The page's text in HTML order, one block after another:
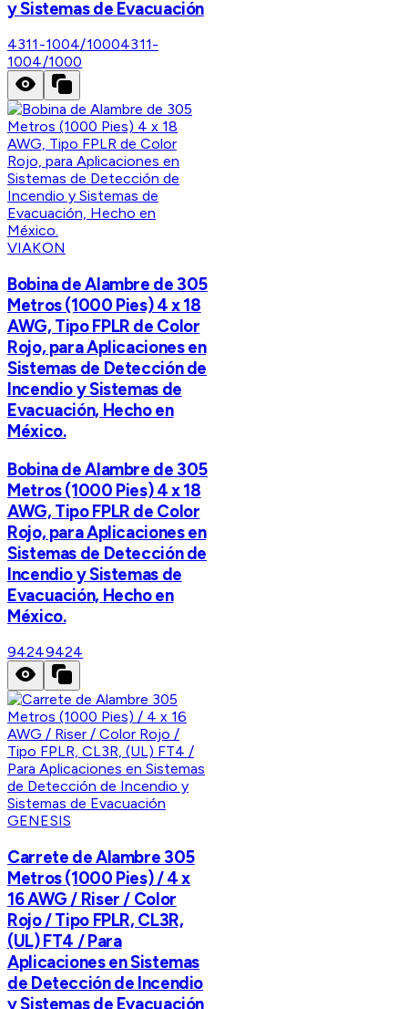
y Sistemas de Evacuación
4311-1004/10004311-
1004/1000
VIAKON
Bobina de Alambre de 305
Metros (1000 Pies) 4 x 18
AWG, Tipo FPLR de Color
Rojo, para Aplicaciones en
Sistemas de Detección de
Incendio y Sistemas de
Evacuación, Hecho en
México.
Bobina de Alambre de 305
Metros (1000 Pies) 4 x 18
AWG, Tipo FPLR de Color
Rojo, para Aplicaciones en
Sistemas de Detección de
Incendio y Sistemas de
Evacuación, Hecho en
México.
94249424
GENESIS
Carrete de Alambre 305
Metros (1000 Pies) / 4 x
16 AWG / Riser / Color
Rojo / Tipo FPLR, CL3R,
(UL) FT4 / Para
Aplicaciones en Sistemas
de Detección de Incendio
y Sistemas de Evacuación